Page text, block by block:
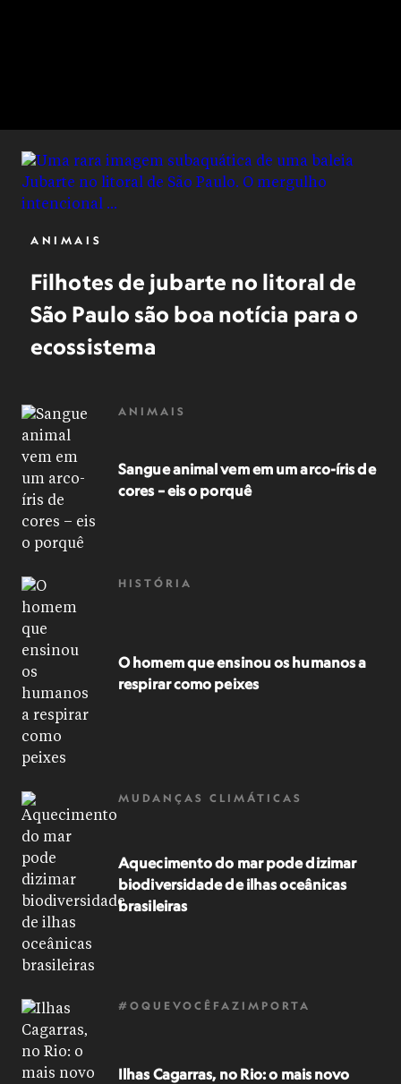
ANIMAIS
Filhotes de jubarte no litoral de
São Paulo são boa notícia para o
ecossistema
ANIMAIS
Sangue animal vem em um arco-íris de
cores – eis o porquê
HISTÓRIA
O homem que ensinou os humanos a
respirar como peixes
MUDANÇAS CLIMÁTICAS
Aquecimento do mar pode dizimar
biodiversidade de ilhas oceânicas
brasileiras
#OQUEVOCÊFAZIMPORTA
Ilhas Cagarras, no Rio: o mais novo